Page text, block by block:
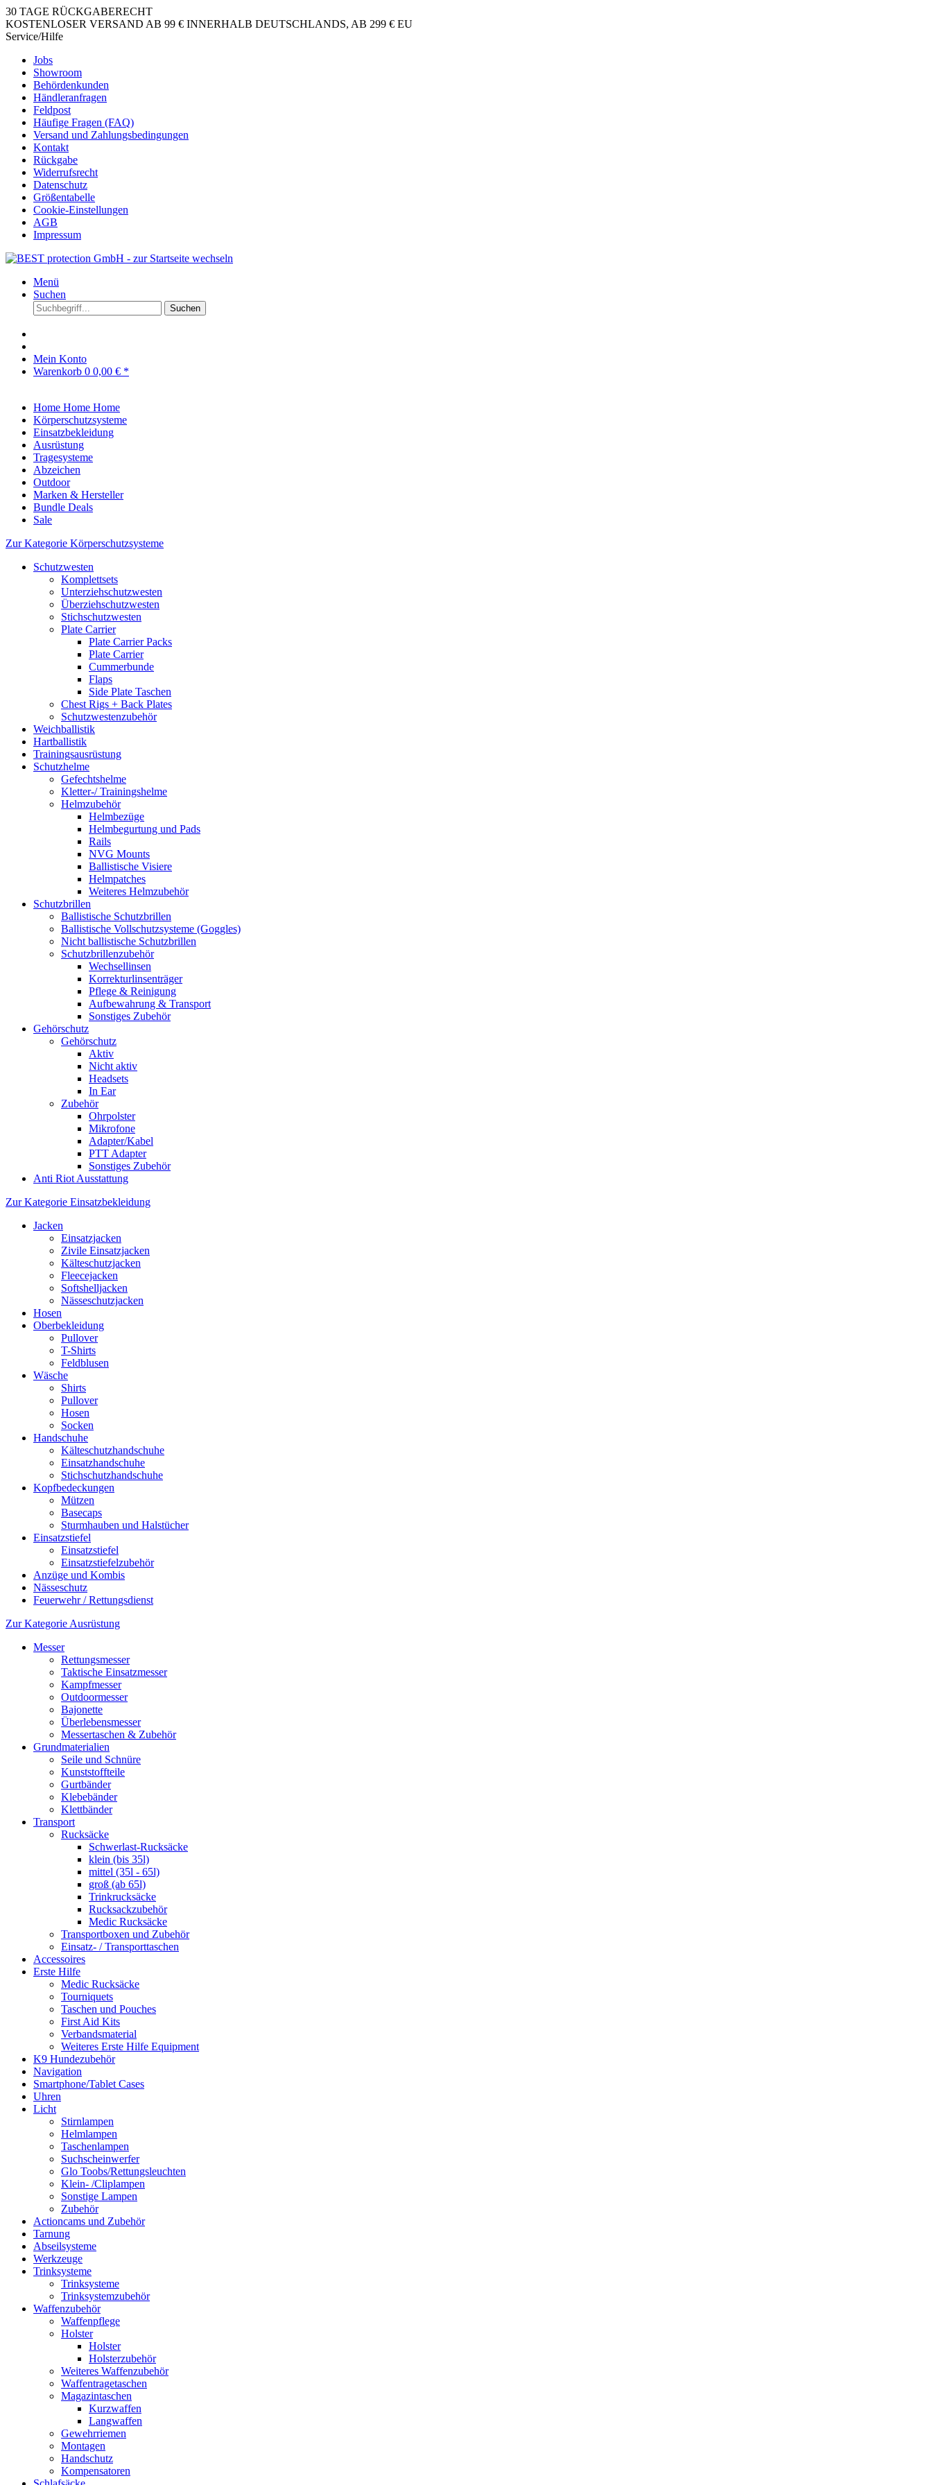
30 TAGE RÜCKGABERECHT
KOSTENLOSER VERSAND AB 99 € INNERHALB DEUTSCHLANDS, AB 299 € EU
Service/Hilfe
Jobs
Showroom
Behördenkunden
Händleranfragen
Feldpost
Häufige Fragen (FAQ)
Versand und Zahlungsbedingungen
Kontakt
Rückgabe
Widerrufsrecht
Datenschutz
Größentabelle
Cookie-Einstellungen
AGB
Impressum
Menü
Suchen
Suchen
Mein Konto
Warenkorb 0 0,00 € *
Home Home Home
Körperschutzsysteme
Einsatzbekleidung
Ausrüstung
Tragesysteme
Abzeichen
Outdoor
Marken & Hersteller
Bundle Deals
Sale
Zur Kategorie Körperschutzsysteme
Schutzwesten
Komplettsets
Unterziehschutzwesten
Überziehschutzwesten
Stichschutzwesten
Plate Carrier
Plate Carrier Packs
Plate Carrier
Cummerbunde
Flaps
Side Plate Taschen
Chest Rigs + Back Plates
Schutzwestenzubehör
Weichballistik
Hartballistik
Trainingsausrüstung
Schutzhelme
Gefechtshelme
Kletter-/ Trainingshelme
Helmzubehör
Helmbezüge
Helmbegurtung und Pads
Rails
NVG Mounts
Ballistische Visiere
Helmpatches
Weiteres Helmzubehör
Schutzbrillen
Ballistische Schutzbrillen
Ballistische Vollschutzsysteme (Goggles)
Nicht ballistische Schutzbrillen
Schutzbrillenzubehör
Wechsellinsen
Korrekturlinsenträger
Pflege & Reinigung
Aufbewahrung & Transport
Sonstiges Zubehör
Gehörschutz
Gehörschutz
Aktiv
Nicht aktiv
Headsets
In Ear
Zubehör
Ohrpolster
Mikrofone
Adapter/Kabel
PTT Adapter
Sonstiges Zubehör
Anti Riot Ausstattung
Zur Kategorie Einsatzbekleidung
Jacken
Einsatzjacken
Zivile Einsatzjacken
Kälteschutzjacken
Fleecejacken
Softshelljacken
Nässeschutzjacken
Hosen
Oberbekleidung
Pullover
T-Shirts
Feldblusen
Wäsche
Shirts
Pullover
Hosen
Socken
Handschuhe
Kälteschutzhandschuhe
Einsatzhandschuhe
Stichschutzhandschuhe
Kopfbedeckungen
Mützen
Basecaps
Sturmhauben und Halstücher
Einsatzstiefel
Einsatzstiefel
Einsatzstiefelzubehör
Anzüge und Kombis
Nässeschutz
Feuerwehr / Rettungsdienst
Zur Kategorie Ausrüstung
Messer
Rettungsmesser
Taktische Einsatzmesser
Kampfmesser
Outdoormesser
Bajonette
Überlebensmesser
Messertaschen & Zubehör
Grundmaterialien
Seile und Schnüre
Kunststoffteile
Gurtbänder
Klebebänder
Klettbänder
Transport
Rucksäcke
Schwerlast-Rucksäcke
klein (bis 35l)
mittel (35l - 65l)
groß (ab 65l)
Trinkrucksäcke
Rucksackzubehör
Medic Rucksäcke
Transportboxen und Zubehör
Einsatz- / Transporttaschen
Accessoires
Erste Hilfe
Medic Rucksäcke
Tourniquets
Taschen und Pouches
First Aid Kits
Verbandsmaterial
Weiteres Erste Hilfe Equipment
K9 Hundezubehör
Navigation
Smartphone/Tablet Cases
Uhren
Licht
Stirnlampen
Helmlampen
Taschenlampen
Suchscheinwerfer
Glo Toobs/Rettungsleuchten
Klein- /Cliplampen
Sonstige Lampen
Zubehör
Actioncams und Zubehör
Tarnung
Abseilsysteme
Werkzeuge
Trinksysteme
Trinksysteme
Trinksystemzubehör
Waffenzubehör
Waffenpflege
Holster
Holster
Holsterzubehör
Weiteres Waffenzubehör
Waffentragetaschen
Magazintaschen
Kurzwaffen
Langwaffen
Gewehrriemen
Montagen
Handschutz
Kompensatoren